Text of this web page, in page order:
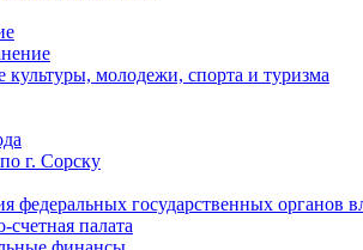
культуры, молодежи, спорта и туризма
г. Сорску
федеральных государственных органов
счетная палата